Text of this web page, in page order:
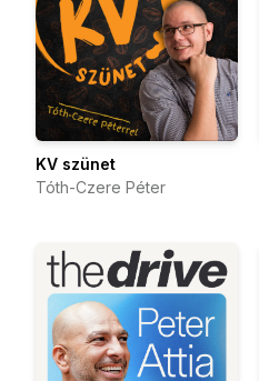
KV szünet
Tóth-Czere Péter